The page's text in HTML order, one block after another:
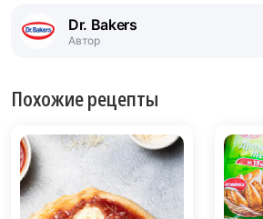
Dr. Bakers
Автор
Похожие рецепты